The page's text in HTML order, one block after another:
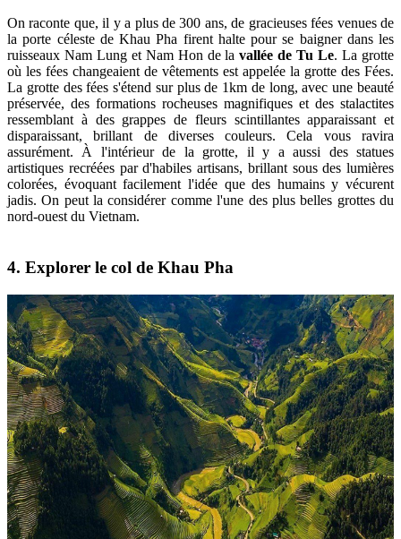
On raconte que, il y a plus de 300 ans, de gracieuses fées venues de
la porte céleste de Khau Pha firent halte pour se baigner dans les
ruisseaux Nam Lung et Nam Hon de lavallée de Tu Le. La grotte
où les fées changeaient de vêtements est appelée la grotte des Fées.
La grotte des fées s'étend sur plus de 1km de long, avec une beauté
préservée, des formations rocheuses magnifiques et des stalactites
ressemblant à des grappes de fleurs scintillantes apparaissant et
disparaissant, brillant de diverses couleurs. Cela vous ravira
assurément. À l'intérieur de la grotte, il y a aussi des statues
artistiques recréées par d'habiles artisans, brillant sous des lumières
colorées, évoquant facilement l'idée que des humains y vécurent
jadis. On peut la considérer comme l'une des plus belles grottes du
nord-ouest du Vietnam.
4. Explorer le col de Khau Pha